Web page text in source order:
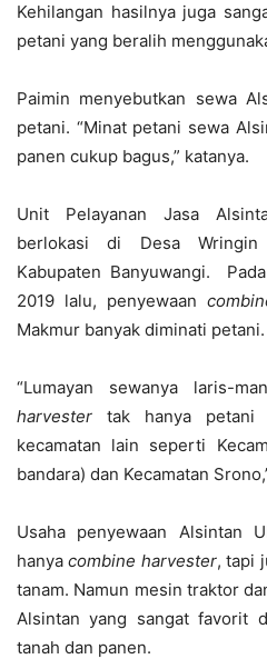
Kehilangan hasilnya juga
petani yang beralih
Paimin menyebutkan sewa
petani. “Minat petani sewa
panen cukup bagus,” katanya.
Unit Pelayanan Jasa
berlokasi di Desa Wringin
Kabupaten Banyuwangi.
2019 lalu, penyewaan
Makmur banyak diminati petani.
“Lumayan sewanya laris-
harvester tak hanya
kecamatan lain seperti
bandara) dan Kecamatan
Usaha penyewaan Alsintan
hanyacombine harvester, tapi
tanam. Namun mesin traktor
Alsintan yang sangat favorit
tanah dan panen.